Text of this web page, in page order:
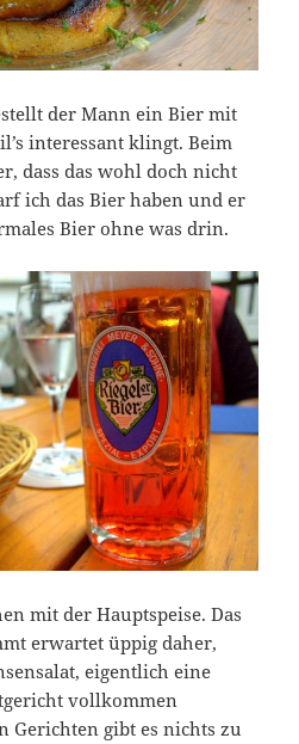
der Mann ein Bier mit
interessant klingt. Beim
dass das wohl doch nicht
ich das Bier haben und er
Bier ohne was drin.
mit der Hauptspeise. Das
erwartet üppig daher,
eigentlich eine
vollkommen
Gerichten gibt es nichts zu